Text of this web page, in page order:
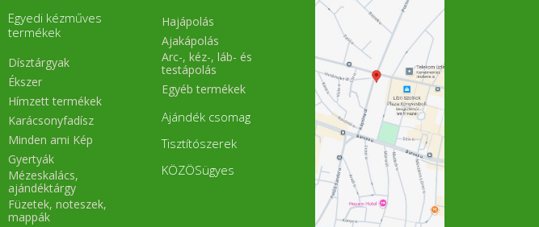
Egyedi kézműves
termékek
Dísztárgyak
Ékszer
Hímzett termékek
Karácsonyfadísz
Minden ami Kép
Gyertyák
Mézeskalács,
ajándéktárgy
Füzetek, noteszek,
mappák
Hajápolás
Ajakápolás
Arc-, kéz-, láb- és
testápolás
Egyéb termékek
Ajándék csomag
Tisztítószerek
KÖZÖSügyes